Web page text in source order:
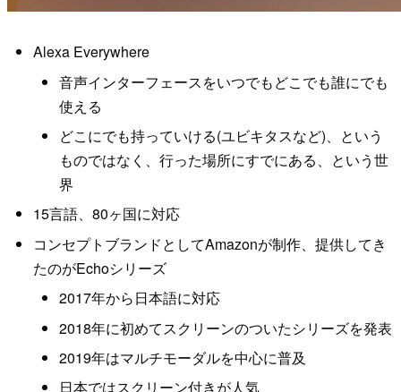
Alexa Everywhere
音声インターフェースをいつでもどこでも誰にでも
使える
どこにでも持っていける(ユビキタスなど)、という
ものではなく、行った場所にすでにある、という世
界
15言語、80ヶ国に対応
コンセプトブランドとしてAmazonが制作、提供してき
たのがEchoシリーズ
2017年から日本語に対応
2018年に初めてスクリーンのついたシリーズを発表
2019年はマルチモーダルを中心に普及
日本ではスクリーン付きが人気